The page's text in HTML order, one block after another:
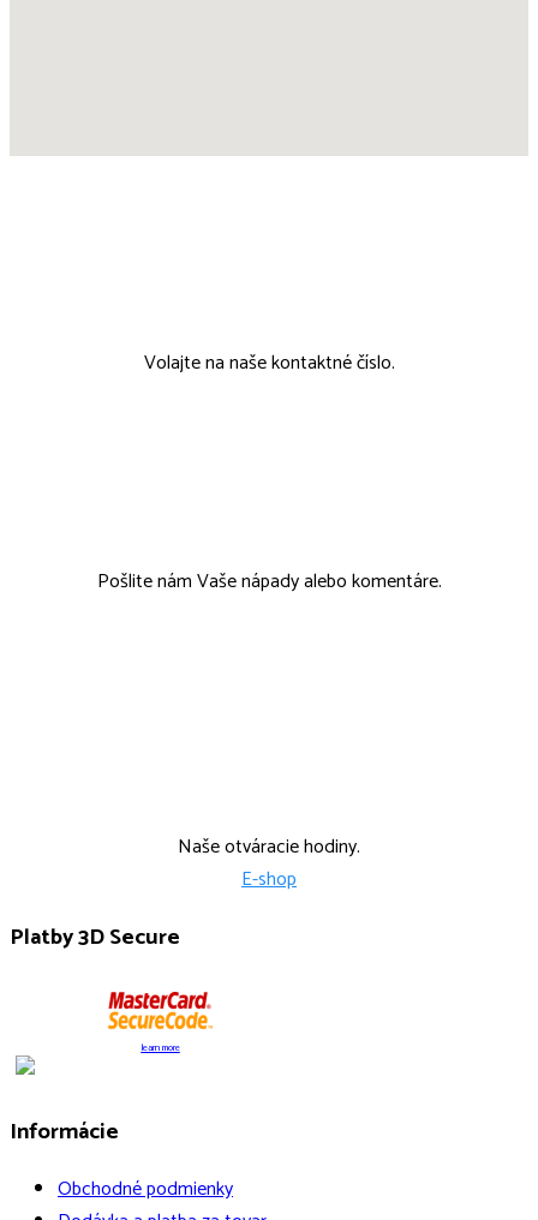
Volajte na naše kontaktné číslo.
Pošlite nám Vaše nápady alebo komentáre.
Naše otváracie hodiny.
E-shop
Platby 3D Secure
learn more
Informácie
Obchodné podmienky